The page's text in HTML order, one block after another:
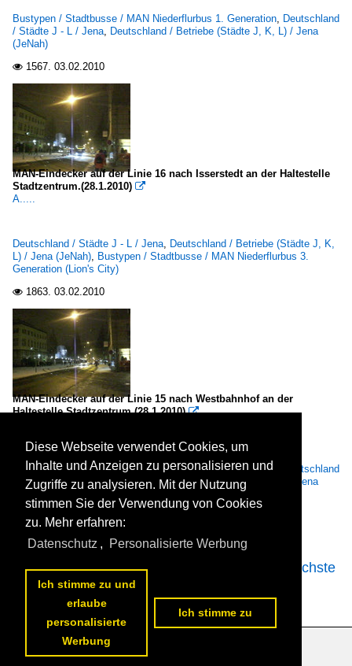
Bustypen / Stadtbusse / MAN Niederflurbus 1. Generation, Deutschland
/ Städte J - L / Jena, Deutschland / Betriebe (Städte J, K, L) / Jena
(JeNah)
 1567. 03.02.2010
MAN-Eindecker auf der Linie 16 nach Isserstedt an der Haltestelle
Stadtzentrum.(28.1.2010) 
A.....
Deutschland / Städte J - L / Jena, Deutschland / Betriebe (Städte J, K,
L) / Jena (JeNah), Bustypen / Stadtbusse / MAN Niederflurbus 3.
Generation (Lion's City)
 1863. 03.02.2010
MAN-Eindecker auf der Linie 15 nach Westbahnhof an der
Haltestelle Stadtzentrum.(28.1.2010) 
Bustypen / Stadtbusse / MAN Niederflurbus 1. Generation
Deutschland
/ Städte J - L / Jena,Deutschland / Betriebe (Städte J, K, L) / Jena
(JeNah)
1529. 03.02.2010
<< vorherige Seite2
nächste
Seite >>
Datenschutzerklärung
Diese Webseite verwendet Cookies, um
Inhalte und Anzeigen zu personalisieren und
Zugriffe zu analysieren. Mit der Nutzung
stimmen Sie der Verwendung von Cookies
zu. Mehr erfahren:
Datenschutz , Personalisierte Werbung
Ich stimme zu und
erlaube
personalisierte
Werbung
Ich stimme zu